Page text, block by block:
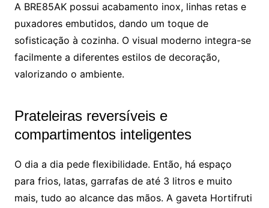
A BRE85AK possui acabamento inox, linhas retas e
puxadores embutidos, dando um toque de
sofisticação à cozinha. O visual moderno integra-se
facilmente a diferentes estilos de decoração,
valorizando o ambiente.
Prateleiras reversíveis e
compartimentos inteligentes
O dia a dia pede flexibilidade. Então, há espaço
para frios, latas, garrafas de até 3 litros e muito
mais, tudo ao alcance das mãos. A gaveta Hortifruti